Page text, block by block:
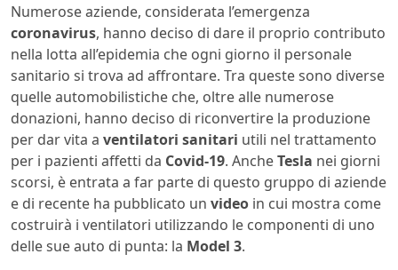
Numerose aziende, considerata l’emergenza
coronavirus, hanno deciso di dare il proprio contributo
nella lotta all’epidemia che ogni giorno il personale
sanitario si trova ad affrontare. Tra queste sono diverse
quelle automobilistiche che, oltre alle numerose
donazioni, hanno deciso di riconvertire la produzione
per dar vita a ventilatori sanitari utili nel trattamento
per i pazienti affetti da Covid-19. AncheTesla nei giorni
scorsi, è entrata a far parte di questo gruppo di aziende
e di recente ha pubblicato un video in cui mostra come
costruirà i ventilatori utilizzando le componenti di uno
delle sue auto di punta: la Model 3.